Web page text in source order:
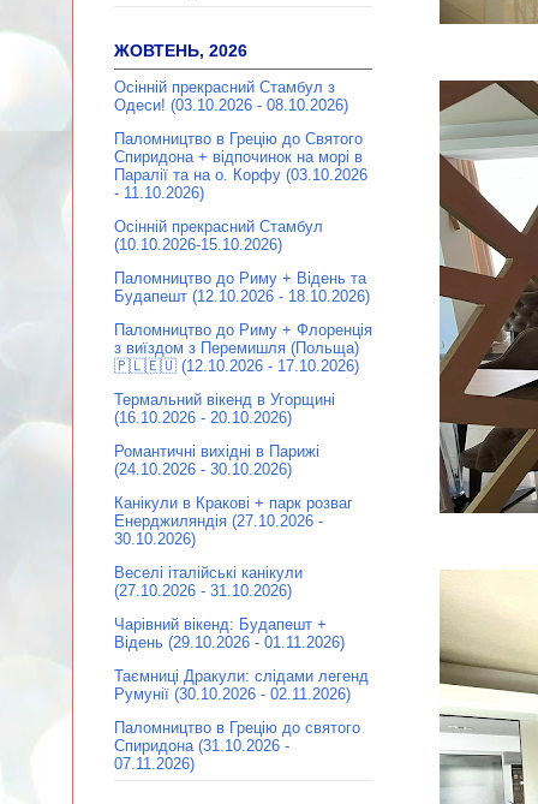
ЖОВТЕНЬ, 2026
Осінній прекрасний Стамбул з
Одеси! (03.10.2026 - 08.10.2026)
Паломництво в Грецію до Святого
Спиридона + відпочинок на морі в
Паралії та на о. Корфу (03.10.2026
- 11.10.2026)
Осінній прекрасний Стамбул
(10.10.2026-15.10.2026)
Паломництво до Риму + Відень та
Будапешт (12.10.2026 - 18.10.2026)
Паломництво до Риму + Флоренція
з виїздом з Перемишля (Польща)
🇵🇱🇪🇺 (12.10.2026 - 17.10.2026)
Термальний вікенд в Угорщині
(16.10.2026 - 20.10.2026)
Романтичні вихідні в Парижі
(24.10.2026 - 30.10.2026)
Канікули в Кракові + парк розваг
Енерджиляндія (27.10.2026 -
30.10.2026)
Веселі італійські канікули
(27.10.2026 - 31.10.2026)
Чарівний вікенд: Будапешт +
Відень (29.10.2026 - 01.11.2026)
Таємниці Дракули: слідами легенд
Румунії (30.10.2026 - 02.11.2026)
Паломництво в Грецію до святого
Спиридона (31.10.2026 -
07.11.2026)